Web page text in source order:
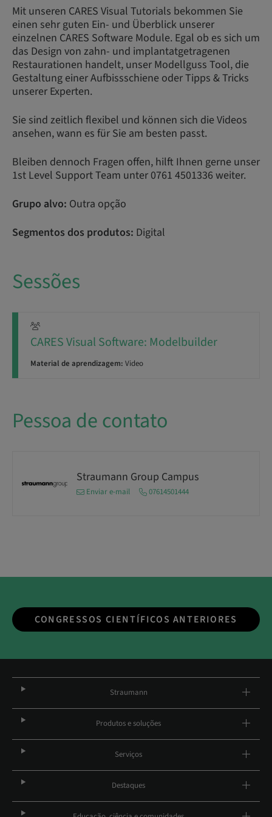
Mit unseren CARES Visual Tutorials bekommen Sie
einen sehr guten Ein- und Überblick unserer
einzelnen CARES Software Module. Egal ob es sich um
das Design von zahn- und implantatgetragenen
Restaurationen handelt, unser Modellguss Tool, die
Gestaltung einer Aufbissschiene oder Tipps & Tricks
unserer Experten.
Sie sind zeitlich flexibel und können sich die Videos
ansehen, wann es für Sie am besten passt.
Bleiben dennoch Fragen offen, hilft Ihnen gerne unser
1st Level Support Team unter 0761 4501336 weiter.
Grupo alvo: Outra opção
Segmentos dos produtos: Digital
Sessões
CARES Visual Software: Modelbuilder
Material de aprendizagem: Video
Pessoa de contato
Straumann Group Campus
Enviar e-mail 07614501444
CONGRESSOS CIENTÍFICOS ANTERIORES
Straumann
Produtos e soluções
Serviços
Destaques